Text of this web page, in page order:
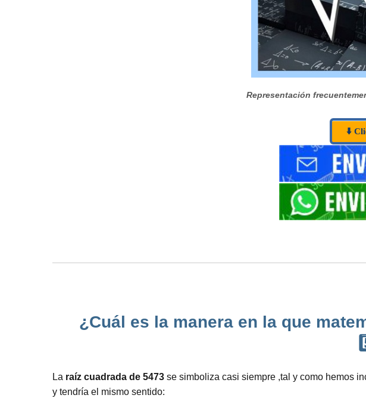
Representación
⬇️
¿Cuál es la manera en la que
La raíz cuadrada de 5473 se simboliza casi siempre ,tal y como hemos
y tendría el mismo sentido: